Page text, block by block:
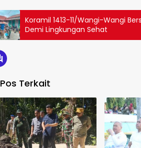
Koramil 1413-11/Wangi-Wangi
Demi Lingkungan Sehat
Pos Terkait